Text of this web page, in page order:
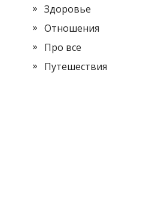
Здоровье
Отношения
Про все
Путешествия